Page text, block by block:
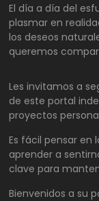
El día a día del
plasmar en
los deseos
queremos
Les invitamos a
de este portal
proyectos
Es fácil pensar en
aprender a
clave para
Bienvenidos a su